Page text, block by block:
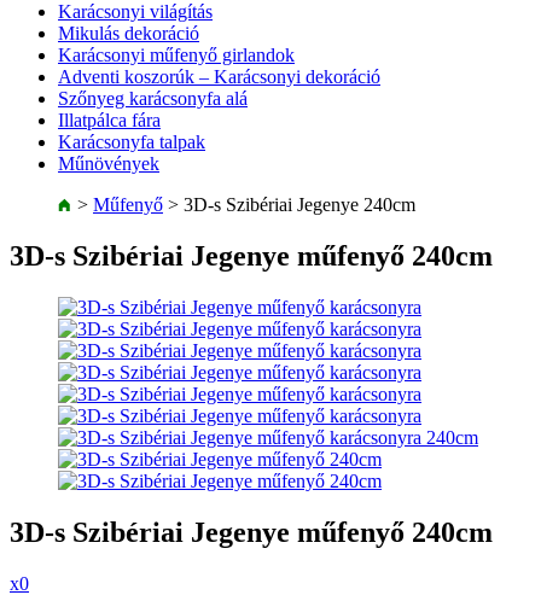
Karácsonyi világítás
Mikulás dekoráció
Karácsonyi műfenyő girlandok
Adventi koszorúk – Karácsonyi dekoráció
Szőnyeg karácsonyfa alá
Illatpálca fára
Karácsonyfa talpak
Műnövények
> Műfenyő > 3D-s Szibériai Jegenye 240cm
3D-s Szibériai Jegenye műfenyő 240cm
3D-s Szibériai Jegenye műfenyő 240cm
x0